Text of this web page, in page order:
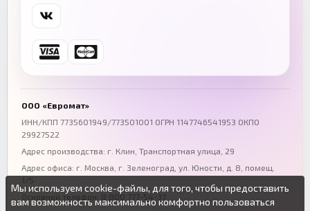
Ростов-на-Дону
+7 (863) 333-50-75
Волгоград
+7 (844) 261-36-12
Омск
ООО «Евромат»
ИНН/КПП 7735601949/773501001 ОГРН 1147746541953 ОКПО
29927522
Адрес производства: г. Клин, Транспортная улица, 29
Адрес офиса: г. Москва, г. Зеленоград ул. Юности, д. 8, помещ.
1/5
Основной телефон: 8 800 777-54-37
Мы используем cookie-файлы, для того, чтобы предоставить
вам возможность максимально комфортно пользоваться